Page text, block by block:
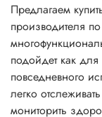
Предлагаем
производителя
подойдет как для
повседневного
легко
мониторить